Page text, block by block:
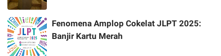
Fenomena Amplop Cokelat JLPT 2025:
Banjir Kartu Merah